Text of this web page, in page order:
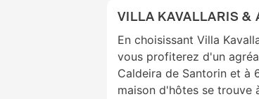
VILLA KAVALLARIS &
En choisissant Villa
vous profiterez d'un
Caldeira de Santorin et à
maison d'hôtes se trouve